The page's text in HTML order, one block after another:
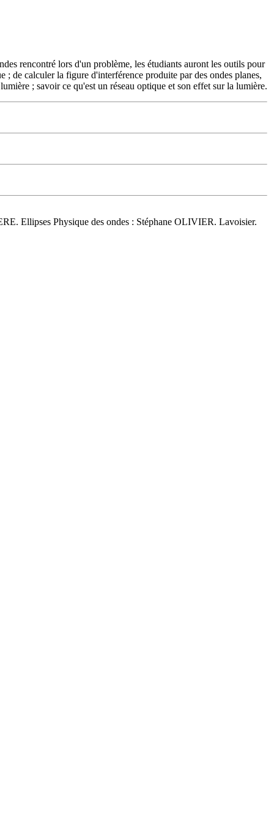
rencontré lors d'un problème, les étudiants auront les outils pour
; de calculer la figure d'interférence produite par des ondes planes,
; savoir ce qu'est un réseau optique et son effet sur la lumière.
Ellipses Physique des ondes : Stéphane OLIVIER. Lavoisier.